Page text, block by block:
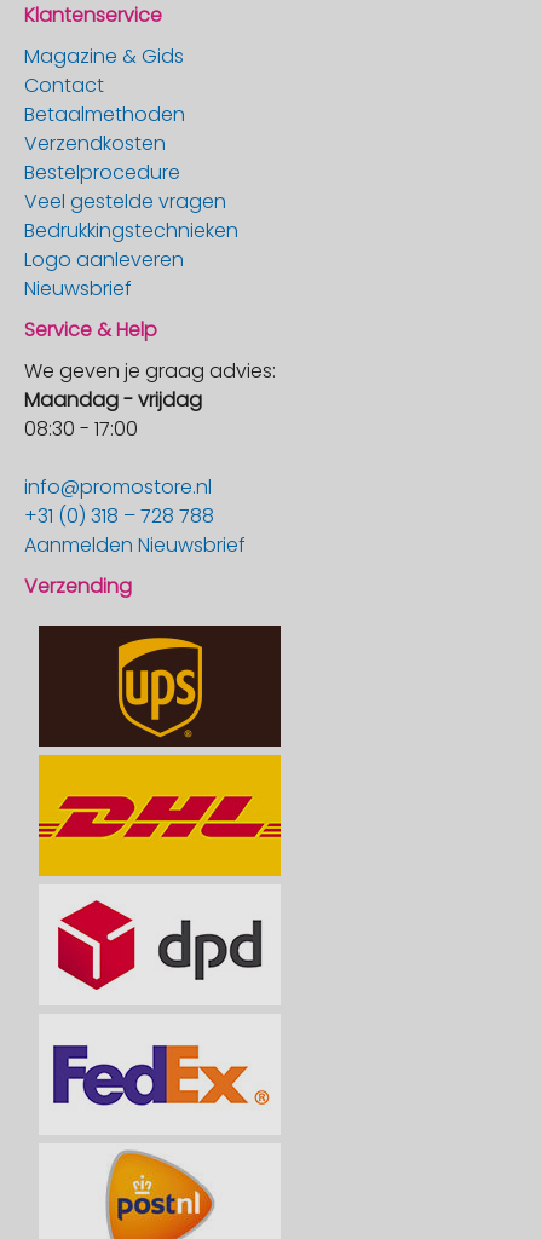
Klantenservice
Magazine & Gids
Contact
Betaalmethoden
Verzendkosten
Bestelprocedure
Veel gestelde vragen
Bedrukkingstechnieken
Logo aanleveren
Nieuwsbrief
Service & Help
We geven je graag advies:
Maandag - vrijdag
08:30 - 17:00
info@promostore.nl
+31 (0) 318 – 728 788
Aanmelden Nieuwsbrief
Verzending